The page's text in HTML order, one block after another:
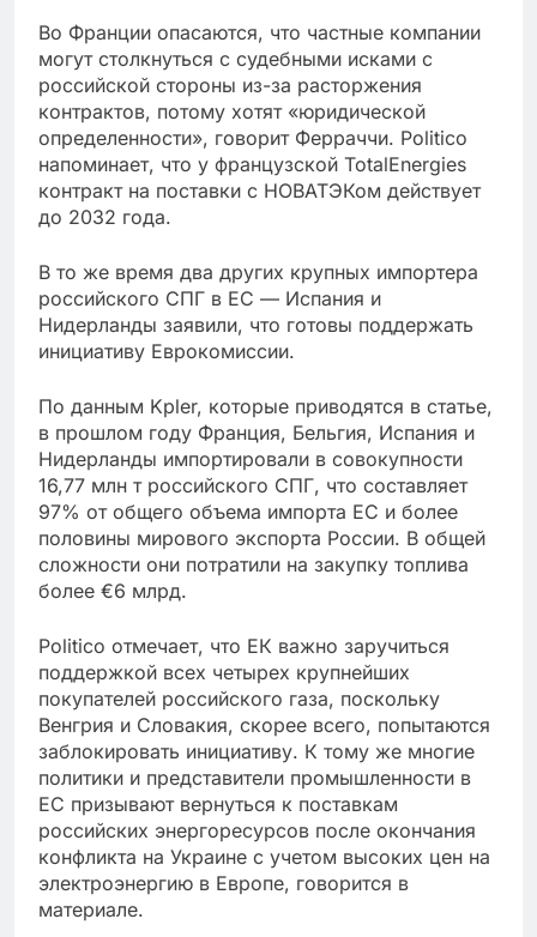
Во Франции опасаются, что частные компании
могут столкнуться с судебными исками с
российской стороны из-за расторжения
контрактов, потому хотят «юридической
определенности», говорит Ферраччи. Politico
напоминает, что у французской TotalEnergies
контракт на поставки с НОВАТЭКом действует
до 2032 года.
В то же время два других крупных импортера
российского СПГ в ЕС — Испания и
Нидерланды заявили, что готовы поддержать
инициативу Еврокомиссии.
По данным Kpler, которые приводятся в статье,
в прошлом году Франция, Бельгия, Испания и
Нидерланды импортировали в совокупности
16,77 млн т российского СПГ, что составляет
97% от общего объема импорта ЕС и более
половины мирового экспорта России. В общей
сложности они потратили на закупку топлива
более €6 млрд.
Politico отмечает, что ЕК важно заручиться
поддержкой всех четырех крупнейших
покупателей российского газа, поскольку
Венгрия и Словакия, скорее всего, попытаются
заблокировать инициативу. К тому же многие
политики и представители промышленности в
ЕС призывают вернуться к поставкам
российских энергоресурсов после окончания
конфликта на Украине с учетом высоких цен на
электроэнергию в Европе, говорится в
материале.